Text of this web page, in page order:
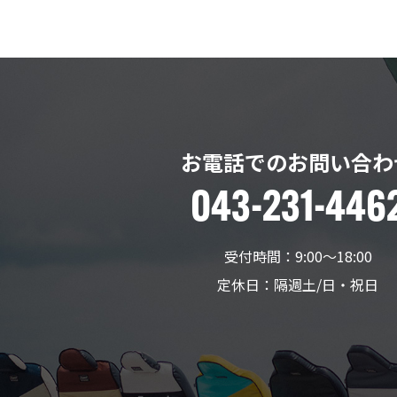
お電話でのお問い合
043-231-
受付時間：9:00〜18:00
定休日：隔週土/日・祝日